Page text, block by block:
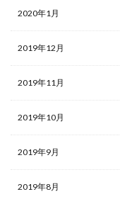
2020年1月
2019年12月
2019年11月
2019年10月
2019年9月
2019年8月